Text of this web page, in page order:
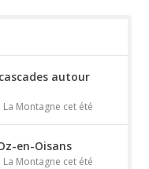
autour
La Montagne cet été
en-Oisans
La Montagne cet été